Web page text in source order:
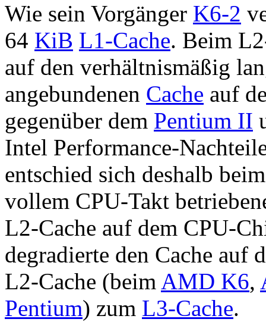
Wie sein Vorgänger K6-2
64 KiB L1-Cache. Beim
auf den verhältnismäßig
angebundenen Cache auf
gegenüber dem Pentium II
Intel Performance-
entschied sich deshalb
vollem CPU-Takt
L2-Cache auf dem CPU-
degradierte den Cache auf
L2-Cache (beim AMD K6,
Pentium) zum L3-Cache.